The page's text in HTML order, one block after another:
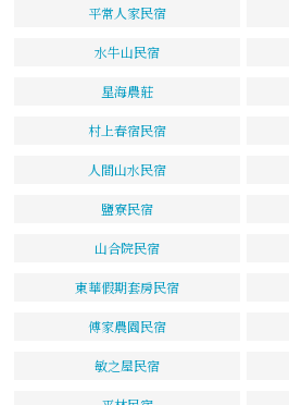
平常人家民宿
水牛山民宿
星海農莊
村上春宿民宿
人間山水民宿
鹽寮民宿
山合院民宿
東華假期套房民宿
傅家農園民宿
敏之屋民宿